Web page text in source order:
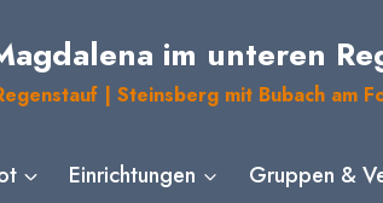
im unteren
| Steinsberg mit Bubach am
Einrichtungen Gruppen &